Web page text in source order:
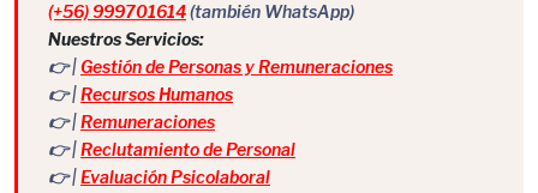
(+56) 999701614(también WhatsApp)
Nuestros Servicios:
👉 |Gestión de Personas y Remuneraciones
👉 |Recursos Humanos
👉 |Remuneraciones
👉 |Reclutamiento de Personal
👉 |Evaluación Psicolaboral